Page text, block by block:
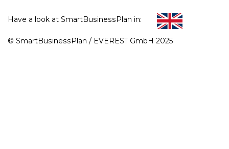
© SmartBusinessPlan / EVEREST GmbH 2025
Have a look at SmartBusinessPlan in: